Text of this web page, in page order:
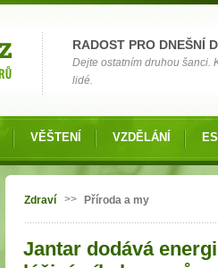
RADOST PRO DNEŠNÍ
Dejte ostatním druhou šanci.
lidé.
VĚŠTENÍ VZDĚLÁNÍ
Jste zde
Zdraví >> Příroda a my
Jantar dodává